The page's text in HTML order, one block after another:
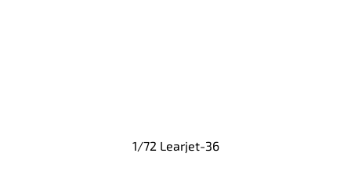
1/72 Learjet-36